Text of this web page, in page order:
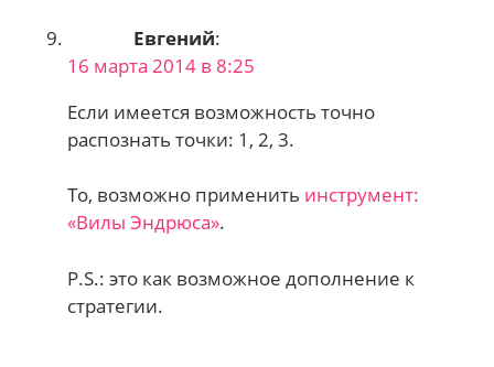
Евгений:
16 марта 2014 в 8:25
Если имеется возможность точно
распознать точки: 1, 2, 3.
То, возможно применить инструмент:
«Вилы Эндрюса».
P.S.: это как возможное дополнение к
стратегии.